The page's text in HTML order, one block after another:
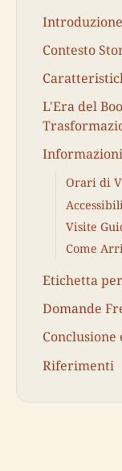
Introduzione
Contesto
L'Era del
Orari di
Visite
Come
Etichetta
Domande
Riferimenti